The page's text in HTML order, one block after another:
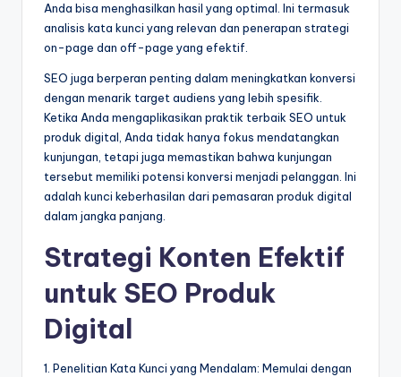
Anda bisa menghasilkan hasil yang optimal. Ini termasuk
analisis kata kunci yang relevan dan penerapan strategi
on-page dan off-page yang efektif.
SEO juga berperan penting dalam meningkatkan konversi
dengan menarik target audiens yang lebih spesifik.
Ketika Anda mengaplikasikan praktik terbaik SEO untuk
produk digital, Anda tidak hanya fokus mendatangkan
kunjungan, tetapi juga memastikan bahwa kunjungan
tersebut memiliki potensi konversi menjadi pelanggan. Ini
adalah kunci keberhasilan dari pemasaran produk digital
dalam jangka panjang.
Strategi Konten Efektif
untuk SEO Produk
Digital
1. Penelitian Kata Kunci yang Mendalam: Memulai dengan